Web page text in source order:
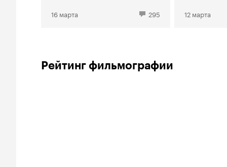
16 марта 295 12 марта
Рейтинг фильмографии